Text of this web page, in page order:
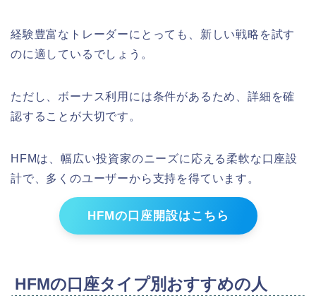
経験豊富なトレーダーにとっても、新しい戦略を試す
のに適しているでしょう。
ただし、ボーナス利用には条件があるため、詳細を確
認することが大切です。
HFMは、幅広い投資家のニーズに応える柔軟な口座設
計で、多くのユーザーから支持を得ています。
HFMの口座開設はこちら
HFMの口座タイプ別おすすめの人